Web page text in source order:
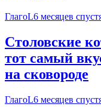
ГлагоL6 месяцев
Столовские
тот самый
на сковороде
ГлагоL6 месяцев